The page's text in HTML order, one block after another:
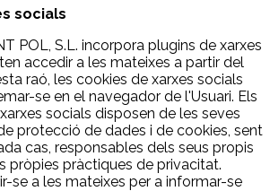
socials
POL, S.L. incorpora plugins de xarxes
accedir a les mateixes a partir del
raó, les cookies de xarxes socials
se en el navegador de l'Usuari. Els
socials disposen de les seves
protecció de dades i de cookies, sent
cas, responsables dels seus propis
pròpies pràctiques de privacitat.
se a les mateixes per a informar-se